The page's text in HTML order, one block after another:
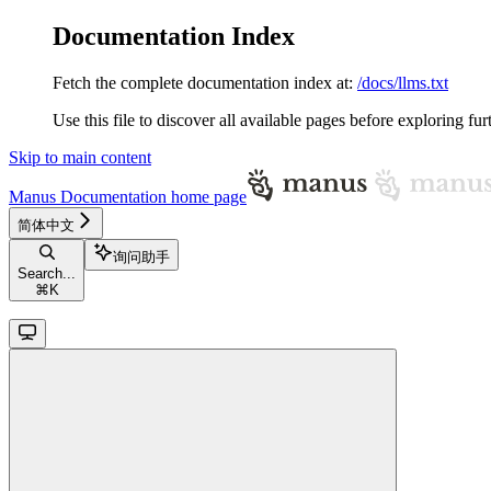
Documentation Index
Fetch the complete documentation index at: /docs/llms.txt
Use this file to discover all available pages before exploring
Skip to main content
Manus Documentation home page
简体中文
Search...
⌘ K
询问助手